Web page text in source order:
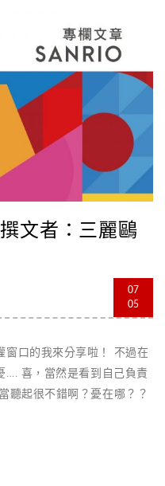
生活中，繽紛的配色也能為
豫要拿什麼起來拍照的
的過程中Kitty 走進球池，
文者：三麗鷗
07
05
窗口的我來分享啦！ 不過在
…. 喜，當然是看到自己負責
聽起很不錯啊？憂在哪？？
讓大家接受，但號稱零食碎
”那條線，漸漸的身上也就
職業災害嗎？？） 還有，在